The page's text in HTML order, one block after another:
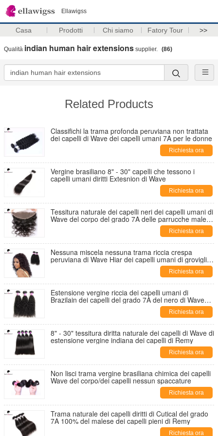
Ellawigss
Casa Prodotti Chi siamo Fatory Tour >>
Qualità indian human hair extensions supplier. (86)
Related Products
Classifichi la trama profonda peruviana non trattata
dei capelli di Wave dei capelli umani 7A per le donne
Richiesta ora
Vergine brasiliano 8" - 30" capelli che tessono i
capelli umani diritti Extesnion di Wave
Richiesta ora
Tessitura naturale dei capelli neri dei capelli umani di
Wave del corpo del grado 7A delle parrucche malesi
Richiesta ora
Nessuna miscela nessuna trama riccia crespa
peruviana di Wave Hiar dei capelli umani di groviglio
Richiesta ora
Estensione vergine riccia dei capelli umani di
Brazilain dei capelli del grado 7A del nero di Wave
Richiesta ora
8" - 30" tessitura diritta naturale dei capelli di Wave di
estensione vergine indiana dei capelli di Remy
Richiesta ora
Non lisci trama vergine brasiliana chimica dei capelli
Wave del corpo/dei capelli nessun spaccature
Richiesta ora
Trama naturale dei capelli diritti di Cutical del grado
7A 100% del malese dei capelli pieni di Remy
Richiesta ora